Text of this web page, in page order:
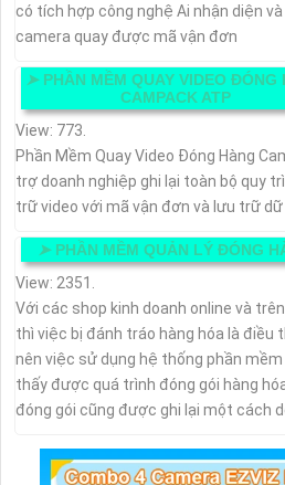
có tích hợp công nghệ Ai nhận diện
camera quay được mã vận đơn
➤ PHẦN MỀM QUAY VIDEO ĐÓNG
CAMPACK ATP
View: 773.
Phần Mềm Quay Video Đóng Hàng
trợ doanh nghiệp ghi lại toàn bộ quy
trữ video với mã vận đơn và lưu trữ
➤ PHẦN MỀM QUẢN LÝ ĐÓNG
View: 2351.
Với các shop kinh doanh online và
thì việc bị đánh tráo hàng hóa là điều
nên việc sử dụng hệ thống phần mềm
thấy được quá trình đóng gói hàng
đóng gói cũng được ghi lại một cách